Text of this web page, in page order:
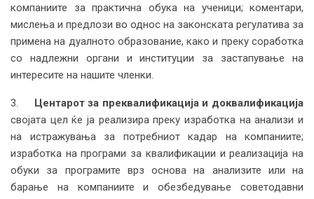
компаниите за практична обука на ученици; коментари,
мислења и предлози во однос на законската регулатива за
примена на дуалното образование, како и преку соработка
со надлежни органи и институции за застапување на
интересите на нашите членки.
3. Центарот за преквалификација и доквалификација
својата цел ќе ја реализира преку изработка на анализи и
на истражувања за потребниот кадар на компаниите;
изработка на програми за квалификации и реализација на
обуки за програмите врз основа на анализите или на
барање на компаниите и обезбедување советодавни